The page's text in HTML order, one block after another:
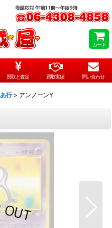
カート
買取と査定 買取実績 問い合わせ
あ行 > アンノーンY